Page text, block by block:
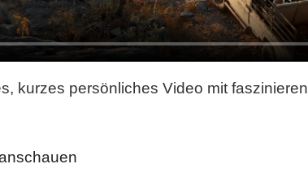
kurzes persönliches Video mit